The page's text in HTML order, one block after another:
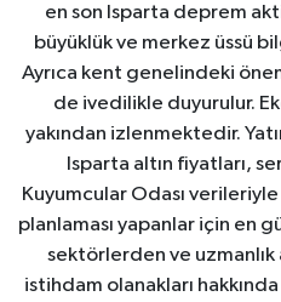
en son Isparta deprem
büyüklük ve merkez üssü
Ayrıca kent genelindeki
de ivedilikle duyurulur.
yakından izlenmektedir.
Isparta altın fiyatları,
Kuyumcular Odası
planlaması yapanlar için en
sektörlerden ve
istihdam olanakları